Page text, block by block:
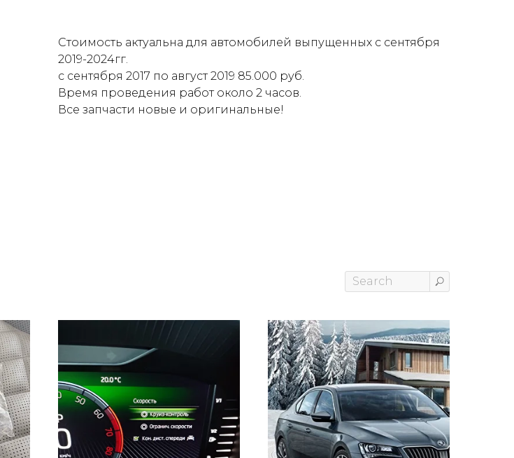
Стоимость актуальна для автомобилей выпущенных с сентября
2019-2024гг.
с сентября 2017 по август 2019 85.000 руб.
Время проведения работ около 2 часов.
Все запчасти новые и оригинальные!